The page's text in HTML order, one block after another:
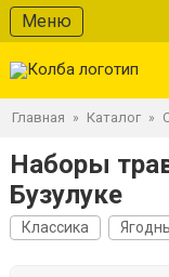
Меню
Главная » Каталог »
Наборы
Бузулуке
Классика